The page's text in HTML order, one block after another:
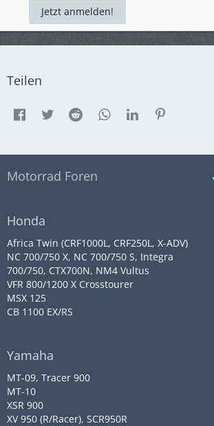
Jetzt anmelden!
Teilen
Motorrad Foren
Honda
Africa Twin (CRF1000L, CRF250L, X-ADV)
NC 700/750 X, NC 700/750 S, Integra
700/750, CTX700N, NM4 Vultus
VFR 800/1200 X Crosstourer
MSX 125
CB 1100 EX/RS
Yamaha
MT-09, Tracer 900
MT-10
XSR 900
XV 950 (R/Racer), SCR950R